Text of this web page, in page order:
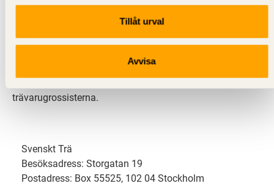
Tillåt urval
Avvisa
Svenskt Trä representerar svensk sågverksindustri
och är en del av branschorganisationen
svensk limträ-, KL-trä- och förpackningsindustri samt
trävarugrossisterna.
Svenskt Trä
Besöksadress: Storgatan 19
Postadress: Box 55525, 102 04 Stockholm